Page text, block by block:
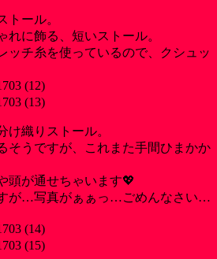
トール。
れに飾る、短いストール。
ッチ糸を使っているので、クシュッ
け織りストール。
そうですが、これまた手間ひまかか
頭が通せちゃいます💖
が…写真がぁぁっ…ごめんなさい…